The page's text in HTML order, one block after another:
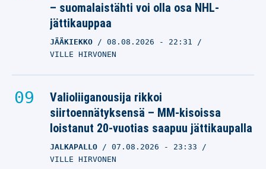
– suomalaistähti voi olla osa NHL-
jättikauppaa
JÄÄKIEKKO 08.08.2026 - 22:31
VILLE HIRVONEN
Valioliiganousija rikkoi
siirtoennätyksensä – MM-kisoissa
loistanut 20-vuotias saapuu jättikaupalla
JALKAPALLO 07.08.2026 - 23:33
VILLE HIRVONEN